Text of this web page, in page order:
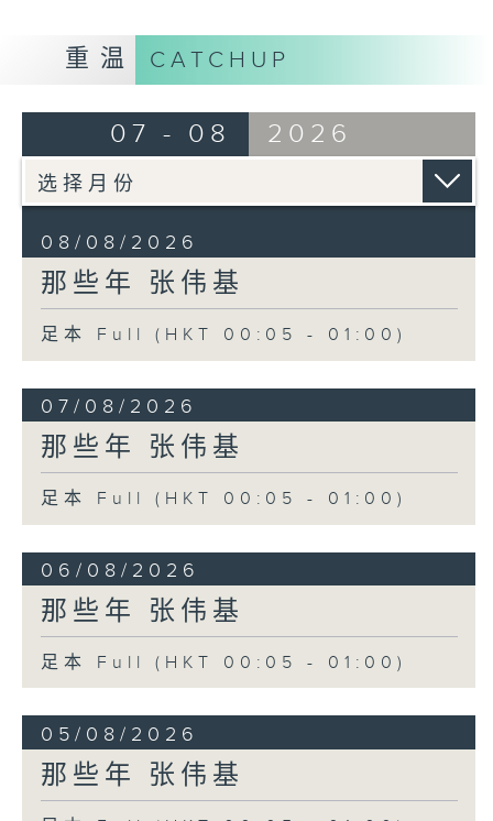
重温 CATCHUP
07 - 08 2026
08/08/2026
那些年 张伟基
足本 Full (HKT 00:05 - 01:00)
07/08/2026
那些年 张伟基
足本 Full (HKT 00:05 - 01:00)
06/08/2026
那些年 张伟基
足本 Full (HKT 00:05 - 01:00)
05/08/2026
那些年 张伟基